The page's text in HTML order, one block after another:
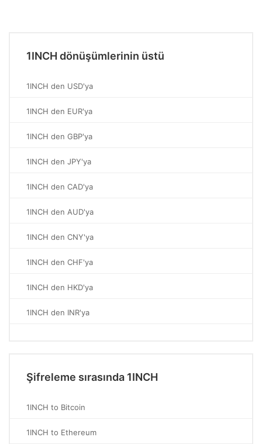
1INCH dönüşümlerinin üstü
1INCH den USD'ya
1INCH den EUR'ya
1INCH den GBP'ya
1INCH den JPY'ya
1INCH den CAD'ya
1INCH den AUD'ya
1INCH den CNY'ya
1INCH den CHF'ya
1INCH den HKD'ya
1INCH den INR'ya
Şifreleme sırasında 1INCH
1INCH to Bitcoin
1INCH to Ethereum